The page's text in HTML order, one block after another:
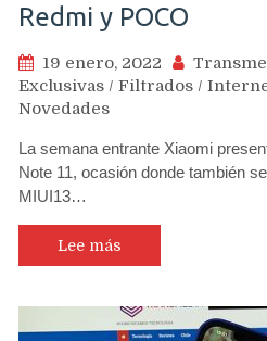
Redmi y POCO
19 enero, 2022
Exclusivas / Filtrados /
Novedades
La semana entrante Xiaomi
Note 11, ocasión donde también
MIUI13…
Lee más